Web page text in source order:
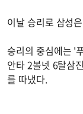
이날 승리로 삼성
승리의 중심에는 '
안타 2볼넷 6탈삼
를 따냈다.